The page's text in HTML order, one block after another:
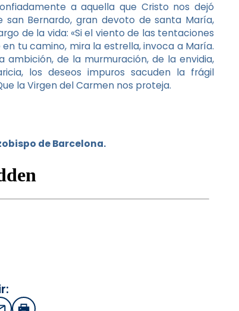
a aquella que Cristo nos dejó
Bernardo, gran devoto de santa María,
de la vida: «Si el viento de las tentaciones
tu camino, mira la estrella, invoca a María.
ambición, de la murmuración, de la envidia,
los deseos impuros sacuden la frágil
la Virgen del Carmen nos proteja.
de Barcelona.